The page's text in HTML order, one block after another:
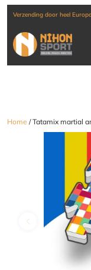
Verzending door heel
Home / Tatamix martial